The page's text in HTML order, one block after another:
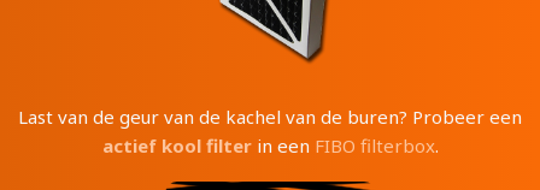
Last van de geur van de kachel van de buren? Probeer een
actief kool filterin een FIBO filterbox.